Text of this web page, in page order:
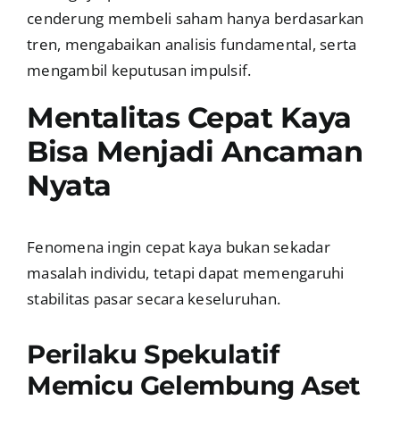
cenderung membeli saham hanya berdasarkan
tren, mengabaikan analisis fundamental, serta
mengambil keputusan impulsif.
Mentalitas Cepat Kaya
Bisa Menjadi Ancaman
Nyata
Fenomena ingin cepat kaya bukan sekadar
masalah individu, tetapi dapat memengaruhi
stabilitas pasar secara keseluruhan.
Perilaku Spekulatif
Memicu Gelembung Aset